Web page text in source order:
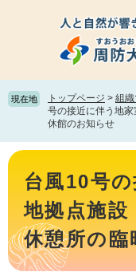
頭
で
飛
ば
て
本
現在地 トップページ > 組
号の接近に伴う地
休館のお知らせ
本
台風10号
地拠点施設
休憩所の